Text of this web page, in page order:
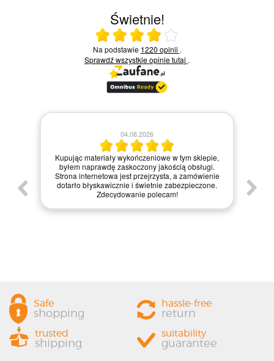
Świetnie!
Ocena średnia 4 na 5
Na podstawie 1220 opinii .
Sprawdź wszystkie opinietutaj .
04.08.2026
Kupując materiały wykończeniowe w tym sklepie,
byłem naprawdę zaskoczony jakością obsługi.
Strona internetowa jest przejrzysta, a zamówienie
dotarło błyskawicznie i świetnie zabezpieczone.
Zdecydowanie polecam!
każdemu,
Safe
shopping
hassle-free
return
trusted
shipping
suitability
guarantee